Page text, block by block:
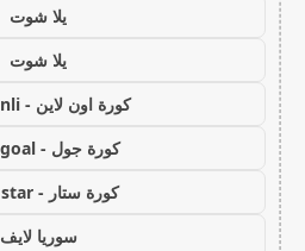
يلا شوت
يلا شوت
كورة اون لاين - kora onli
كورة جول - kora goal
كورة ستار - kora star
سوريا لايف